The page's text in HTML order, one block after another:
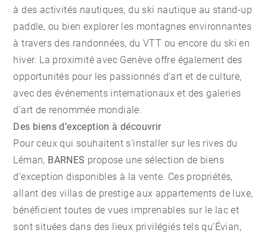
à des activités nautiques, du ski nautique au stand-up
paddle, ou bien explorer les montagnes environnantes
à travers des randonnées, du VTT ou encore du ski en
hiver. La proximité avec Genève offre également des
opportunités pour les passionnés d’art et de culture,
avec des événements internationaux et des galeries
d’art de renommée mondiale.
Des biens d’exception à découvrir
Pour ceux qui souhaitent s’installer sur les rives du
Léman, BARNES propose une sélection de biens
d’exception disponibles à la vente. Ces propriétés,
allant des villas de prestige aux appartements de luxe,
bénéficient toutes de vues imprenables sur le lac et
sont situées dans des lieux privilégiés tels qu’Évian,